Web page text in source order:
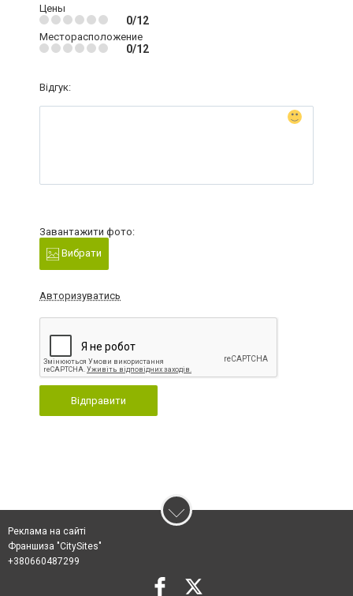
Цены
0/12
Месторасположение
0/12
Відгук:
Завантажити фото:
Вибрати
Авторизуватись
Відправити
Реклама на сайті
Франшиза "CitySites"
+380660487299